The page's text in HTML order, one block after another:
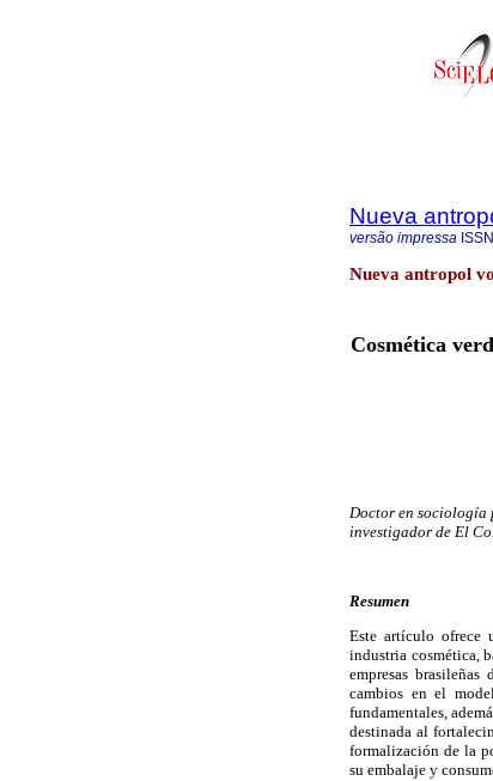
Nueva
versão impressa ISSN
Nueva antropol
Cosmética
Doctor en
investigador de El
Resumen
Este artículo ofrece
industria cosmética,
empresas
cambios en el
fundamentales,
destinada al
formalización de la
su embalaje y